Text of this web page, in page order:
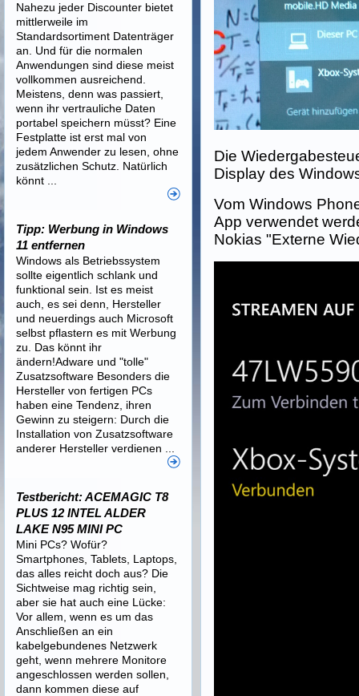
Die
Display des
Vom Windows
App verwendet
Nokias "Externe
Nahezu jeder Discounter bietet
mittlerweile im
Standardsortiment Datenträger
an. Und für die normalen
Anwendungen sind diese meist
vollkommen ausreichend.
Meistens, denn was passiert,
wenn ihr vertrauliche Daten
portabel speichern müsst? Eine
Festplatte ist erst mal von
jedem Anwender zu lesen, ohne
zusätzlichen Schutz. Natürlich
könnt ...
Tipp: Werbung in Windows
11 entfernen
Windows als Betriebssystem
sollte eigentlich schlank und
funktional sein. Ist es meist
auch, es sei denn, Hersteller
und neuerdings auch Microsoft
selbst pflastern es mit Werbung
zu. Das könnt ihr
ändern!Adware und "tolle"
Zusatzsoftware Besonders die
Hersteller von fertigen PCs
haben eine Tendenz, ihren
Gewinn zu steigern: Durch die
Installation von Zusatzsoftware
anderer Hersteller verdienen ...
Testbericht: ACEMAGIC T8
PLUS 12 INTEL ALDER
LAKE N95 MINI PC
Mini PCs? Wofür?
Smartphones, Tablets, Laptops,
das alles reicht doch aus? Die
Sichtweise mag richtig sein,
aber sie hat auch eine Lücke:
Vor allem, wenn es um das
Anschließen an ein
kabelgebundenes Netzwerk
geht, wenn mehrere Monitore
angeschlossen werden sollen,
dann kommen diese auf